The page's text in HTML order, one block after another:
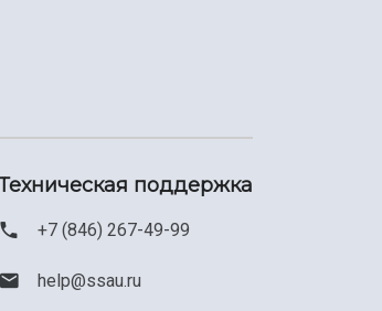
поддержка
+7 (846) 267-49-99
help@ssau.ru